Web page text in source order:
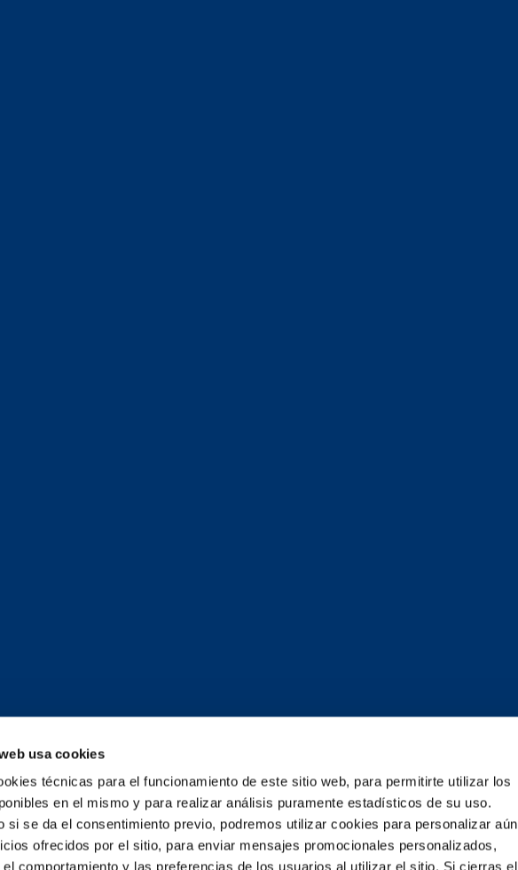
usa cookies
técnicas para el funcionamiento de este sitio web, para permitirte utilizar los
en el mismo y para realizar análisis puramente estadísticos de su uso.
si se da el consentimiento previo, podremos utilizar cookies para personalizar aún
ofrecidos por el sitio, para enviar mensajes promocionales personalizados,
el comportamiento y las preferencias de los usuarios al utilizar el sitio. Si cierras el